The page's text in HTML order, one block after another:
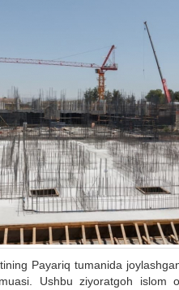
Payariq tumanida
Ushbu ziyoratgoh